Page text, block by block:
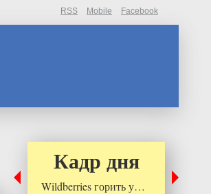
RSS Mobile Facebook
Кадр дня
Wildberries горить у…